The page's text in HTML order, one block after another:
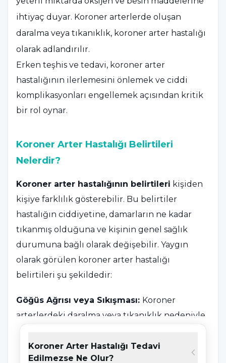
ihtiyaç duyar. Koroner arterlerde oluşan
daralma veya tıkanıklık, koroner arter hastalığı
olarak adlandırılır.
Erken teşhis ve tedavi, koroner arter
hastalığının ilerlemesini önlemek ve ciddi
komplikasyonları engellemek açısından kritik
bir rol oynar.
Koroner Arter Hastalığı Belirtileri
Nelerdir?
Koroner arter hastalığının belirtileri kişiden
kişiye farklılık gösterebilir. Bu belirtiler
hastalığın ciddiyetine, damarların ne kadar
tıkanmış olduğuna ve kişinin genel sağlık
durumuna bağlı olarak değişebilir. Yaygın
olarak görülen koroner arter hastalığı
belirtileri şu şekildedir:
Göğüs Ağrısı veya Sıkışması: Koroner
arterlerdeki daralma veya tıkanıklık nedeniyle
kalp kasının yeterli oksijen alamaması sonucu
göğüs ağrısı veya sıkışması hissedilebilir. Bu
ağrı genellikle göğüs kemiğinin arkasında veya
Koroner Arter Hastalığı Tedavi
Edilmezse Ne Olur?